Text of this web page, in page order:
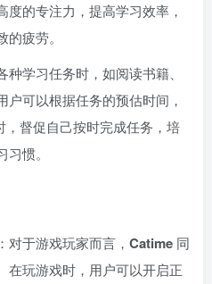
度的专注力，提高学习效率，
疲劳。
种学习任务时，如阅读书籍、
可以根据任务的预估时间，
，督促自己按时完成任务，培
惯。
：对于游戏玩家而言， Catime 同
在玩游戏时，用户可以开启正